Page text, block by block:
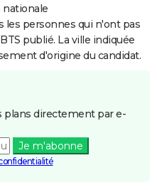
nationale
les personnes qui n'ont pas
publié. La ville indiquée
d'origine du candidat.
plans directement par e-
Je m'abonne